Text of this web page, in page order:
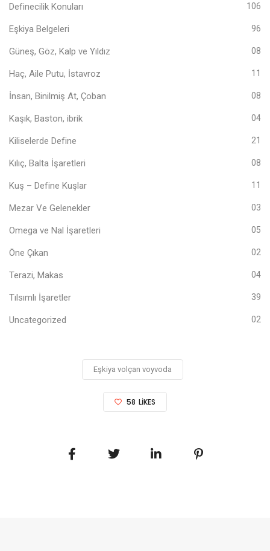
Definecilik Konuları 106
Eşkiya Belgeleri 96
Güneş, Göz, Kalp ve Yıldız 08
Haç, Aile Putu, İstavroz 11
İnsan, Binilmiş At, Çoban 08
Kaşık, Baston, ibrik 04
Kiliselerde Define 21
Kılıç, Balta İşaretleri 08
Kuş – Define Kuşlar 11
Mezar Ve Gelenekler 03
Omega ve Nal İşaretleri 05
Öne Çıkan 02
Terazi, Makas 04
Tılsımlı İşaretler 39
Uncategorized 02
Eşkiya volçan voyvoda
58 LIKES